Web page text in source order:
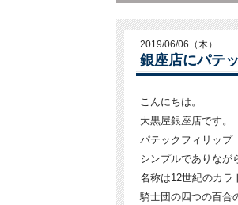
2019/06/06（木）
銀座店にパテ
こんにちは。
大黒屋銀座店です。
パテックフィリッ
シンプルでありなが
名称は12世紀のカラ
騎士団の四つの百合